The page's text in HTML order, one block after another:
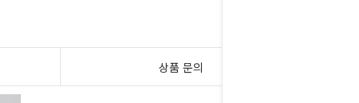
상품 문의